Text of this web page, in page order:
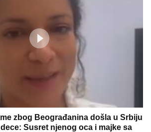
zbog Beograđanina došla u Srbiju
Susret njenog oca i majke sa